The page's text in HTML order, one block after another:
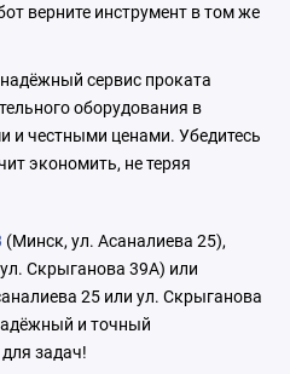
верните инструмент в том же
сервис проката
оборудования в
и честными ценами. Убедитесь
экономить, не теряя
(Минск, ул. Асаналиева 25),
Скрыганова 39А) или
25 или ул. Скрыганова
и точный
задач!